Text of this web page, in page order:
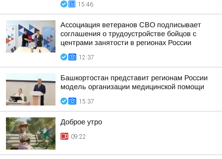
15:46
Ассоциация ветеранов СВО подписывает
соглашения о трудоустройстве бойцов с
центрами занятости в регионах России
12:37
Башкортостан представит регионам России
модель организации медицинской помощи
15:37
Доброе утро
09:22